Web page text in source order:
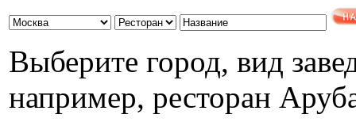
Выберите город, вид
например, ресторан